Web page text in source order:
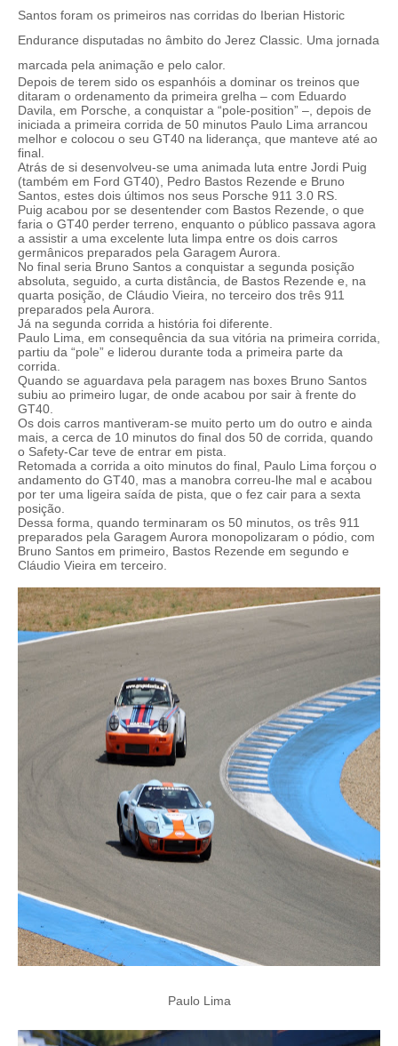
Santos foram os primeiros nas corridas do Iberian Historic
Endurance disputadas no âmbito do Jerez Classic. Uma jornada
marcada pela animação e pelo calor.
Depois de terem sido os espanhóis a dominar os treinos que
ditaram o ordenamento da primeira grelha – com Eduardo
Davila, em Porsche, a conquistar a “pole-position” –, depois de
iniciada a primeira corrida de 50 minutos Paulo Lima arrancou
melhor e colocou o seu GT40 na liderança, que manteve até ao
final.
Atrás de si desenvolveu-se uma animada luta entre Jordi Puig
(também em Ford GT40), Pedro Bastos Rezende e Bruno
Santos, estes dois últimos nos seus Porsche 911 3.0 RS.
Puig acabou por se desentender com Bastos Rezende, o que
faria o GT40 perder terreno, enquanto o público passava agora
a assistir a uma excelente luta limpa entre os dois carros
germânicos preparados pela Garagem Aurora.
No final seria Bruno Santos a conquistar a segunda posição
absoluta, seguido, a curta distância, de Bastos Rezende e, na
quarta posição, de Cláudio Vieira, no terceiro dos três 911
preparados pela Aurora.
Já na segunda corrida a história foi diferente.
Paulo Lima, em consequência da sua vitória na primeira corrida,
partiu da “pole” e liderou durante toda a primeira parte da
corrida.
Quando se aguardava pela paragem nas boxes Bruno Santos
subiu ao primeiro lugar, de onde acabou por sair à frente do
GT40.
Os dois carros mantiveram-se muito perto um do outro e ainda
mais, a cerca de 10 minutos do final dos 50 de corrida, quando
o Safety-Car teve de entrar em pista.
Retomada a corrida a oito minutos do final, Paulo Lima forçou o
andamento do GT40, mas a manobra correu-lhe mal e acabou
por ter uma ligeira saída de pista, que o fez cair para a sexta
posição.
Dessa forma, quando terminaram os 50 minutos, os três 911
preparados pela Garagem Aurora monopolizaram o pódio, com
Bruno Santos em primeiro, Bastos Rezende em segundo e
Cláudio Vieira em terceiro.
Paulo Lima